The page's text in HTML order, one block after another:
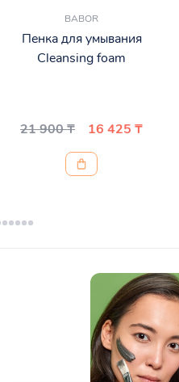
BABOR
Пенка для умывания
Cleansing foam
21 900 ₸ 16 425 ₸